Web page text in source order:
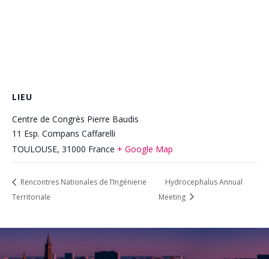
LIEU
Centre de Congrès Pierre Baudis
11 Esp. Compans Caffarelli
TOULOUSE, 31000 France + Google Map
Rencontres Nationales de l’Ingénierie
Territoriale
Hydrocephalus Annual
Meeting